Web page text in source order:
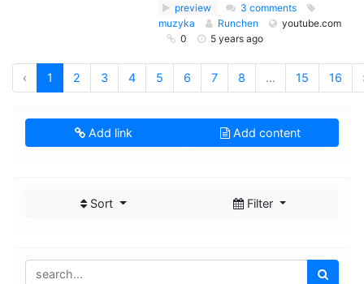
preview
3 comments
muzyka
Runchen
youtube.com
0
5 years ago
‹ 1 2 3 4 5 6 7 8 ... 15 16
Add link Add content
Sort Filter